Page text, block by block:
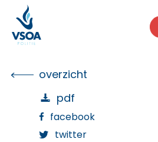
the
content
overzicht
pdf
facebook
twitter